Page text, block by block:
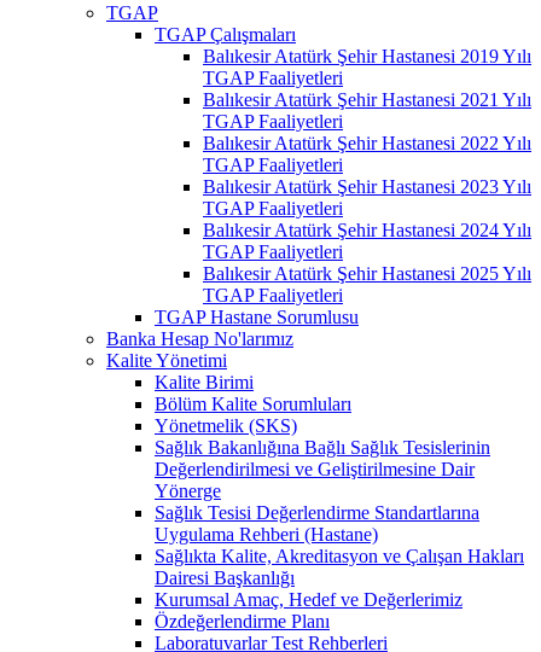
TGAP
TGAP Çalışmaları
Balıkesir Atatürk Şehir Hastanesi 2019 Yılı
TGAP Faaliyetleri
Balıkesir Atatürk Şehir Hastanesi 2021 Yılı
TGAP Faaliyetleri
Balıkesir Atatürk Şehir Hastanesi 2022 Yılı
TGAP Faaliyetleri
Balıkesir Atatürk Şehir Hastanesi 2023 Yılı
TGAP Faaliyetleri
Balıkesir Atatürk Şehir Hastanesi 2024 Yılı
TGAP Faaliyetleri
Balıkesir Atatürk Şehir Hastanesi 2025 Yılı
TGAP Faaliyetleri
TGAP Hastane Sorumlusu
Banka Hesap No'larımız
Kalite Yönetimi
Kalite Birimi
Bölüm Kalite Sorumluları
Yönetmelik (SKS)
Sağlık Bakanlığına Bağlı Sağlık Tesislerinin
Değerlendirilmesi ve Geliştirilmesine Dair
Yönerge
Sağlık Tesisi Değerlendirme Standartlarına
Uygulama Rehberi (Hastane)
Sağlıkta Kalite, Akreditasyon ve Çalışan Hakları
Dairesi Başkanlığı
Kurumsal Amaç, Hedef ve Değerlerimiz
Özdeğerlendirme Planı
Laboratuvarlar Test Rehberleri